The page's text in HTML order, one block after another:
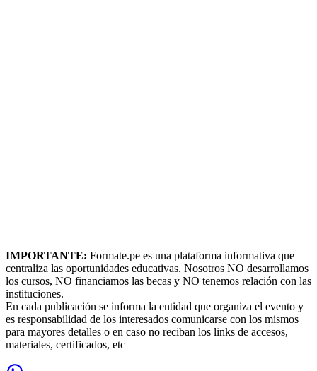
IMPORTANTE: Formate.pe es una plataforma informativa que
centraliza las oportunidades educativas. Nosotros NO desarrollamos
los cursos, NO financiamos las becas y NO tenemos relación con las
instituciones.
En cada publicación se informa la entidad que organiza el evento y
es responsabilidad de los interesados comunicarse con los mismos
para mayores detalles o en caso no reciban los links de accesos,
materiales, certificados, etc